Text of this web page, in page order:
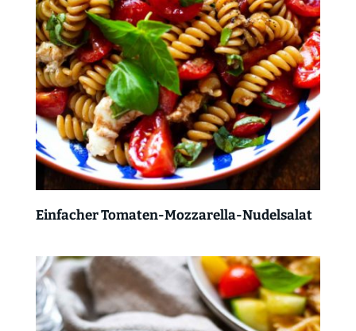
Einfacher Tomaten-Mozzarella-Nudelsalat